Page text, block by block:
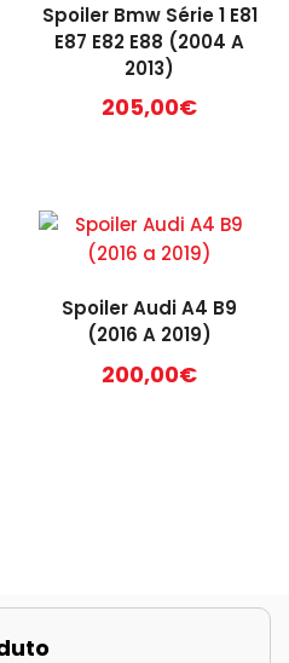
Spoiler Bmw Série 1 E81
E87 E82 E88 (2004 A
2013)
205,00€
Spoiler Audi A4 B9
(2016 A 2019)
200,00€